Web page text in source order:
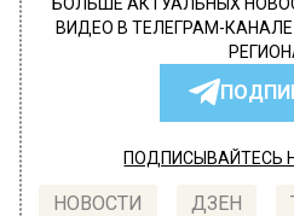
ВИДЕО В ТЕЛЕГРАМ-
ПОДПИСЫВАЙТЕСЬ
НОВОСТИ ДЗЕН